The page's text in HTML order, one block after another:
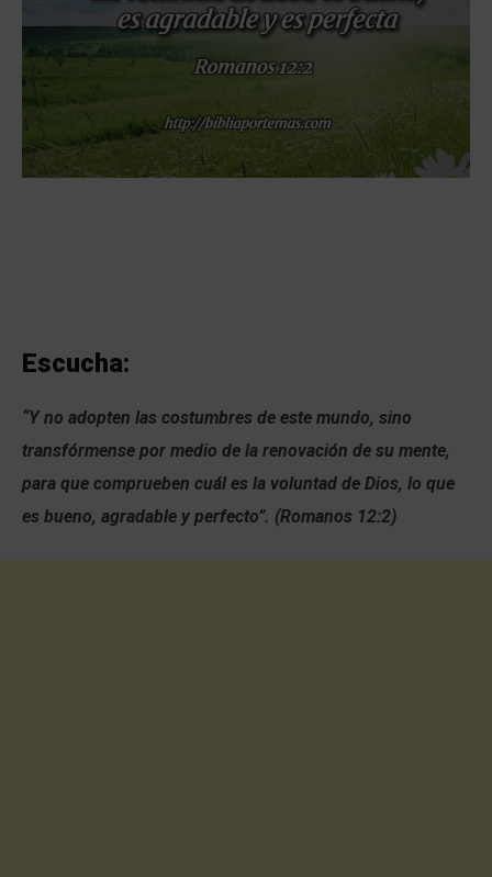
Escucha:
“Y no adopten las costumbres de este mundo, sino
transfórmense por medio de la renovación de su mente,
para que comprueben cuál es la voluntad de Dios, lo que
es bueno, agradable y perfecto”. (Romanos 12:2)